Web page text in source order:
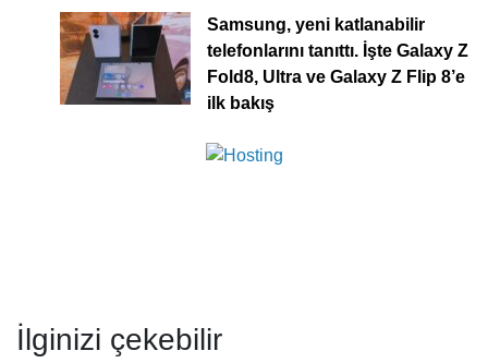
Samsung, yeni katlanabilir
telefonlarını tanıttı. İşte Galaxy Z
Fold8, Ultra ve Galaxy Z Flip 8’e
ilk bakış
İlginizi çekebilir